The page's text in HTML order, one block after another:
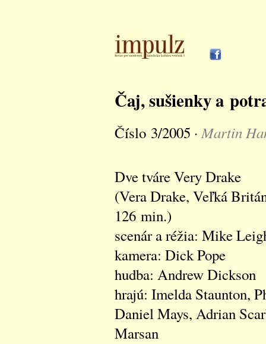
Čaj, sušienky a
Číslo 3/2005 ·Martin
Dve tváre Very Drake
(Vera Drake, Veľká
126 min.)
scenár a réžia: Mike
kamera: Dick Pope
hudba: Andrew Dickson
hrajú: Imelda Staunton,
Daniel Mays, Adrian
Marsan